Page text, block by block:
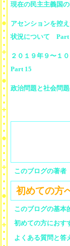
現在の民主主義国
アセンションを控
状況について Part
２０１９年９〜１
Part 15
政治問題と社会問
このブログの著者
初めての方
このブログの基本
初めての方におす
よくある質問と答